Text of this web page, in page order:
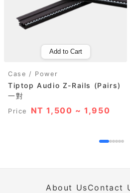
Add to Cart
Case / Power
Tiptop Audio Z-Rails (Pairs)
一對
Price NT 1,500 ~ 1,950
About UsContact